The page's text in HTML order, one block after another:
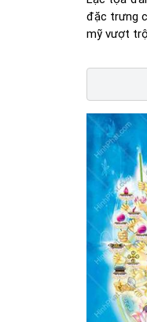
đặc trưng
mỹ vượt